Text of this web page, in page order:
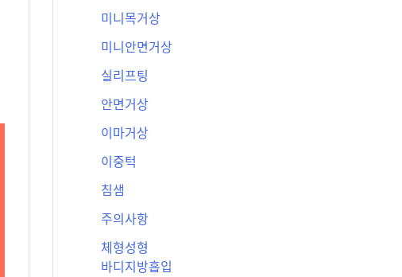
미니목거상
미니안면거상
실리프팅
안면거상
이마거상
이중턱
침샘
주의사항
체형성형
바디지방흡입